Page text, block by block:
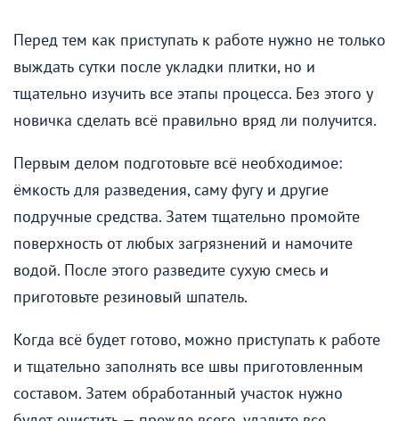
Перед тем как приступать к работе нужно не только
выждать сутки после укладки плитки, но и
тщательно изучить все этапы процесса. Без этого у
новичка сделать всё правильно вряд ли получится.
Первым делом подготовьте всё необходимое:
ёмкость для разведения, саму фугу и другие
подручные средства. Затем тщательно промойте
поверхность от любых загрязнений и намочите
водой. После этого разведите сухую смесь и
приготовьте резиновый шпатель.
Когда всё будет готово, можно приступать к работе
и тщательно заполнять все швы приготовленным
составом. Затем обработанный участок нужно